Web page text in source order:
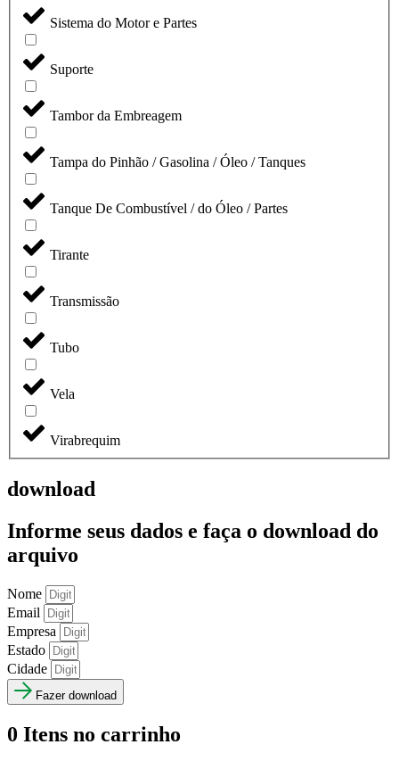
Sistema do Motor e Partes
Suporte
Tambor da Embreagem
Tampa do Pinhão / Gasolina / Óleo / Tanques
Tanque De Combustível / do Óleo / Partes
Tirante
Transmissão
Tubo
Vela
Virabrequim
download
Informe seus dados e faça o download do
arquivo
Nome
Email
Empresa
Estado
Cidade
Fazer download
0 Itens no carrinho